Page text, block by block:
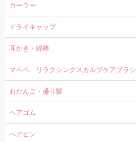
カーラー
ドライキャップ
耳かき・綿棒
マペペ リラクシングスカルプケアブラシ
おだんご・盛り髪
ヘアゴム
ヘアピン